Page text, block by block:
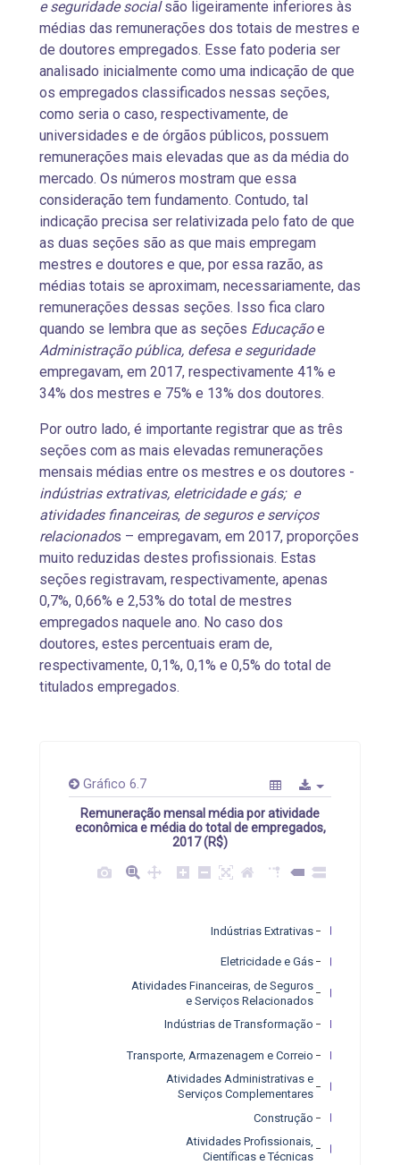
e seguridade socialsão ligeiramente inferiores às
médias das remunerações dos totais de mestres e
de doutores empregados. Esse fato poderia ser
analisado inicialmente como uma indicação de que
os empregados classificados nessas seções,
como seria o caso, respectivamente, de
universidades e de órgãos públicos, possuem
remunerações mais elevadas que as da média do
mercado. Os números mostram que essa
consideração tem fundamento. Contudo, tal
indicação precisa ser relativizada pelo fato de que
as duas seções são as que mais empregam
mestres e doutores e que, por essa razão, as
médias totais se aproximam, necessariamente, das
remunerações dessas seções. Isso fica claro
quando se lembra que as seções Educaçãoe
Administração pública, defesa e seguridade
empregavam, em 2017, respectivamente 41% e
34% dos mestres e 75% e 13% dos doutores.
Por outro lado, é importante registrar que as três
seções com as mais elevadas remunerações
mensais médias entre os mestres e os doutores -
indústrias extrativas, eletricidade e gás; e
atividades financeiras, de seguros e serviços
relacionados – empregavam, em 2017, proporções
muito reduzidas destes profissionais. Estas
seções registravam, respectivamente, apenas
0,7%, 0,66% e 2,53% do total de mestres
empregados naquele ano. No caso dos
doutores, estes percentuais eram de,
respectivamente, 0,1%, 0,1% e 0,5% do total de
titulados empregados.
Gráfico 6.7
Remuneração mensal média por atividade
econômica e média do total de empregados,
2017 (R$)
Atividades Profissionais,
Científicas e Técnicas
Construção
Atividades Administrativas e
Serviços Complementares
Transporte, Armazenagem e Correio
Indústrias de Transformação
Atividades Financeiras, de Seguros
e Serviços Relacionados
Eletricidade e Gás
Indústrias Extrativas